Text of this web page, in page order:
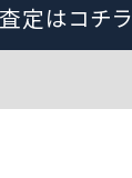
定はコチラ